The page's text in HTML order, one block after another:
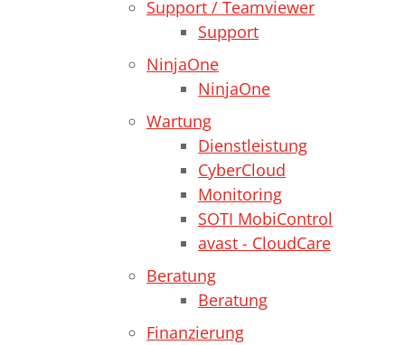
Support / Teamviewer
Support
NinjaOne
NinjaOne
Wartung
Dienstleistung
CyberCloud
Monitoring
SOTI MobiControl
avast - CloudCare
Beratung
Beratung
Finanzierung